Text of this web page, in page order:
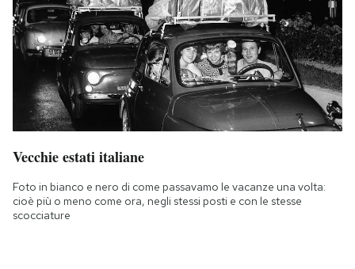
Vecchie estati italiane
Foto in bianco e nero di come passavamo le vacanze una volta:
cioè più o meno come ora, negli stessi posti e con le stesse
scocciature